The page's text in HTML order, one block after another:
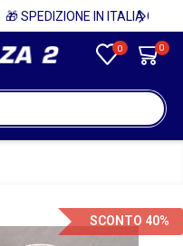
0 0
SCONTO 40%